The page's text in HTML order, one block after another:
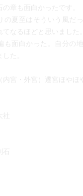
の章も面白かったです。
の夏至はそういう風だ
てなるほどと思いました。
も面白かった。自分の
た。
内宮・外宮）遷宮ほやほ